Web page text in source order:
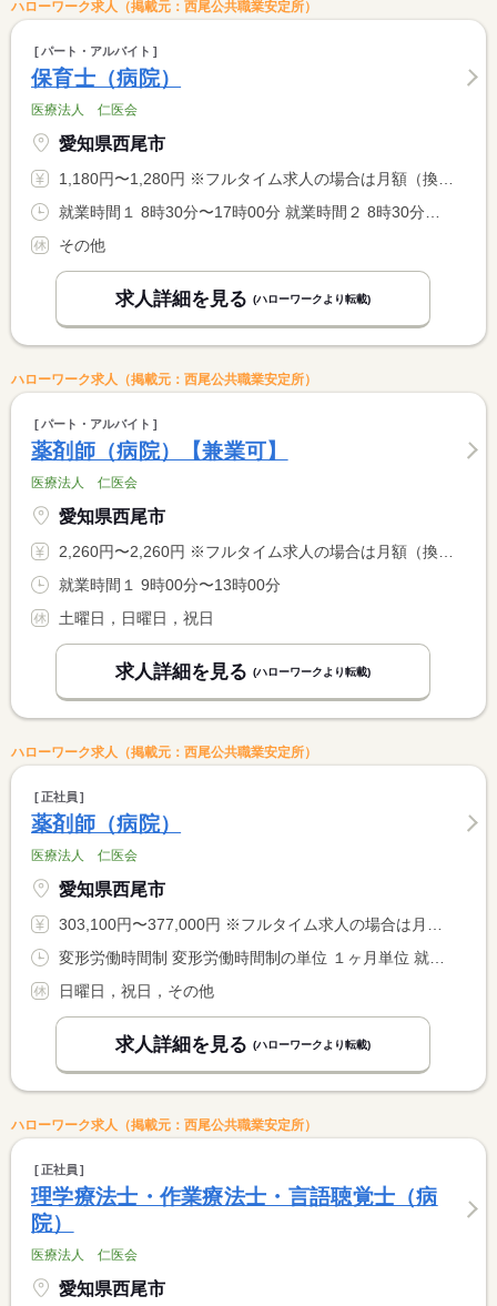
ハローワーク求人（掲載元：西尾公共職業安定所）
パート・アルバイト
保育士（病院）
医療法人 仁医会
愛知県西尾市
1,180円〜1,280円 ※フルタイム求人の場合は月額（換算額）、パート求人の場合は時間額を表示しています。
その他
求人詳細を見る (ハローワークより転載)
ハローワーク求人（掲載元：西尾公共職業安定所）
パート・アルバイト
薬剤師（病院）【兼業可】
医療法人 仁医会
愛知県西尾市
2,260円〜2,260円 ※フルタイム求人の場合は月額（換算額）、パート求人の場合は時間額を表示しています。
就業時間１ 9時00分〜13時00分
土曜日，日曜日，祝日
求人詳細を見る (ハローワークより転載)
ハローワーク求人（掲載元：西尾公共職業安定所）
正社員
薬剤師（病院）
医療法人 仁医会
愛知県西尾市
303,100円〜377,000円 ※フルタイム求人の場合は月額（換算額）、パート求人の場合は時間額を表示しています。
日曜日，祝日，その他
求人詳細を見る (ハローワークより転載)
ハローワーク求人（掲載元：西尾公共職業安定所）
正社員
理学療法士・作業療法士・言語聴覚士（病
院）
医療法人 仁医会
愛知県西尾市